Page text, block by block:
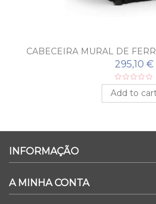
CABECEIRA MURAL DE
295,10 €
Add to
INFORMAÇÃO
A MINHA CONTA